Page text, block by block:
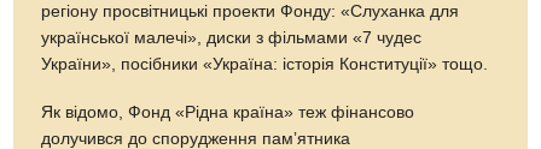
регіону просвітницькі проекти Фонду: «Слуханка для
української малечі», диски з фільмами «7 чудес
України», посібники «Україна: історія Конституції» тощо.
Як відомо, Фонд «Рідна країна» теж фінансово
долучився до спорудження памʼятника